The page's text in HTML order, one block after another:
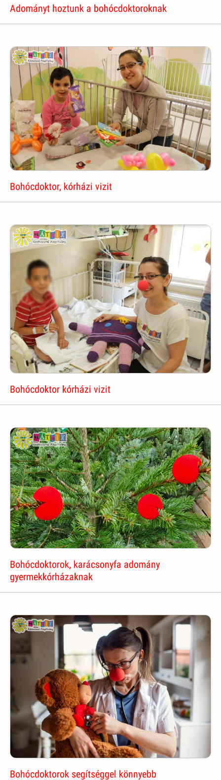
Adományt hoztunk a bohócdoktoroknak
Bohócdoktor, kórházi vizit
Bohócdoktor kórházi vizit
Bohócdoktorok, karácsonyfa adomány
gyermekkórházaknak
Bohócdoktorok segítséggel könnyebb